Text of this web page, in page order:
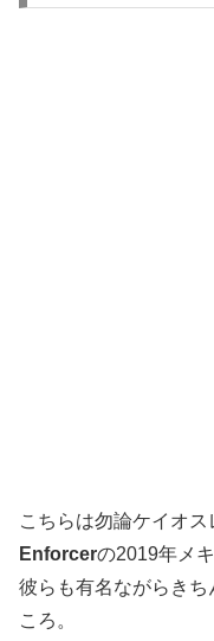
こちらは勿論ケイオス
Enforcerの2019年メ
彼らも有名ながらき
ころ。